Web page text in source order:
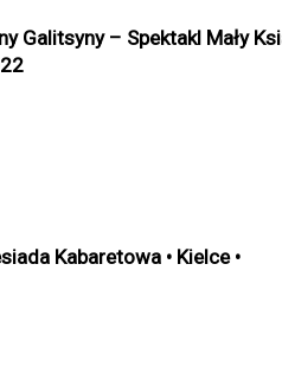
Galitsyny – Spektakl Mały
Kabaretowa • Kielce •